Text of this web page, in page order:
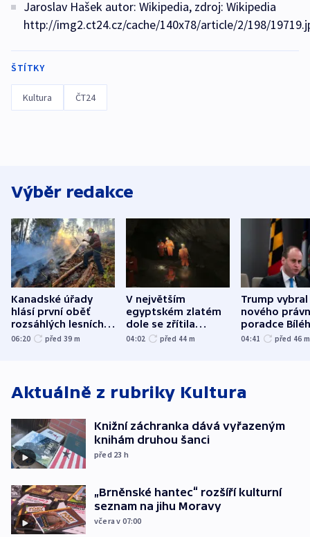
Jaroslav Hašek autor: Wikipedia, zdroj: Wikipedia
http://img2.ct24.cz/cache/140x78/article/2/198/
ŠTÍTKY
Kultura ČT24
Výběr redakce
Kanadské úřady
hlásí první oběť
rozsáhlých lesních
požárů
06:20 před 39 m
V největším
egyptském zlatém
dole se zřítila
hornina, jeden
04:02 před 44 m
Trump vybral
nového
poradce
domu
04:41 před 46 m
Aktuálně z rubriky Kultura
Knižní záchranka dává vyřazeným
knihám druhou šanci
před 23 h
„Brněnské hantec“ rozšíří kulturní
seznam na jihu Moravy
včera v 07:00